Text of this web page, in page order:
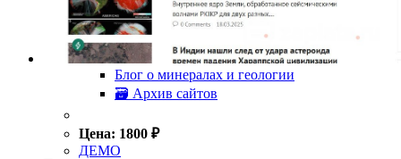
Блог о минералах и геологии
🗃 Архив сайтов
Цена: 1800 ₽
ДЕМО